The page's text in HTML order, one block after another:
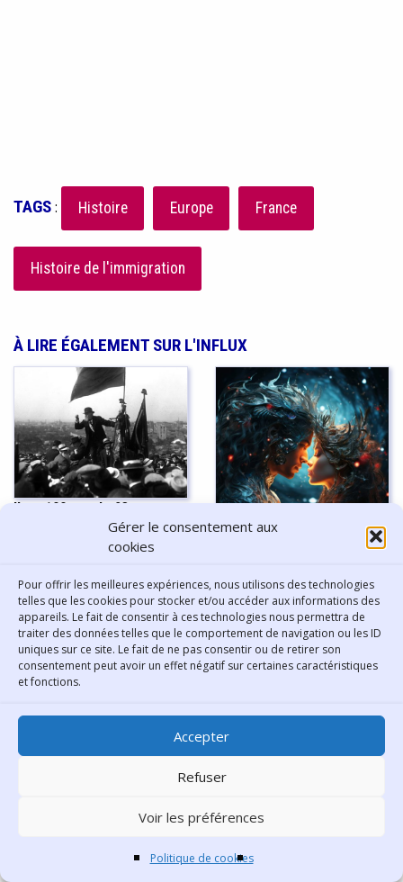
Gérer le consentement aux
cookies
Pour offrir les meilleures expériences, nous utilisons des technologies
telles que les cookies pour stocker et/ou accéder aux informations des
appareils. Le fait de consentir à ces technologies nous permettra de
traiter des données telles que le comportement de navigation ou les ID
uniques sur ce site. Le fait de ne pas consentir ou de retirer son
consentement peut avoir un effet négatif sur certaines caractéristiques
et fonctions.
Accepter
Refuser
Voir les préférences
Politique de cookies
TAGS: Histoire Europe France
Histoire de l'immigration
À LIRE ÉGALEMENT SUR L'INFLUX
Il y a 100 ans, le 23
novembre 1924 soit dix ans
après sa mort, Jean Jaurès
Découvrez la Romantasy :
notre liste de coups de
cœur pour l'été
Musique[s] électronique[s] :
tissage de Lyon